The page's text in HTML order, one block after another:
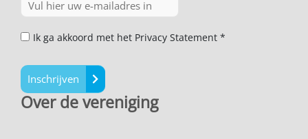
Ik ga akkoord met het Privacy Statement *
Inschrijven
Over de vereniging